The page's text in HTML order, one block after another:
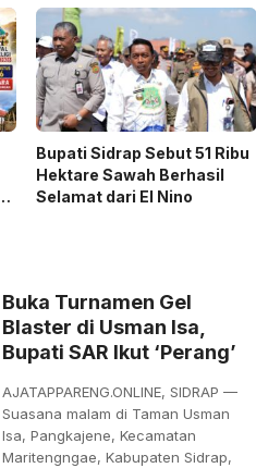
Bupati Sidrap Sebut 51 Ribu
Hektare Sawah Berhasil
Selamat dari El Nino
Buka Turnamen Gel
Blaster di Usman Isa,
Bupati SAR Ikut ‘Perang’
AJATAPPARENG.ONLINE, SIDRAP —
Suasana malam di Taman Usman
Isa, Pangkajene, Kecamatan
Maritengngae, Kabupaten Sidrap,